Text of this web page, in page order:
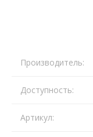
Производитель:
Доступность:
Артикул: